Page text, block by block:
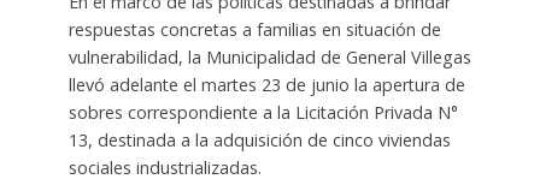
respuestas concretas a familias en situación de
vulnerabilidad, la Municipalidad de General Villegas
llevó adelante el martes 23 de junio la apertura de
sobres correspondiente a la Licitación Privada N°
13, destinada a la adquisición de cinco viviendas
sociales industrializadas.